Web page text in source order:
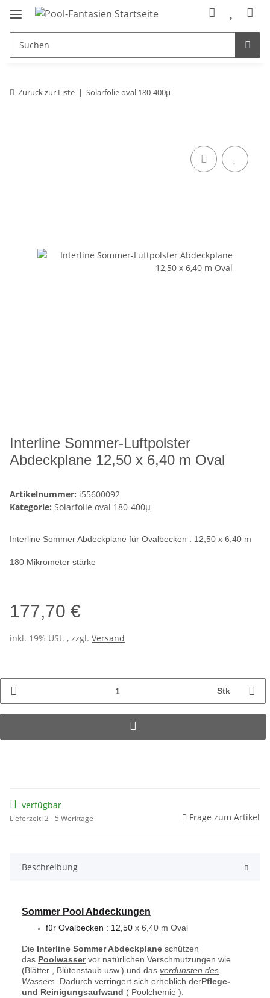
Zurück zur Liste Solarfolie oval 180-400µ
Interline Sommer-Luftpolster
Abdeckplane 12,50 x 6,40 m Oval
Artikelnummer: i55600092
Kategorie: Solarfolie oval 180-400µ
Interline Sommer Abdeckplane für Ovalbecken : 12,50 x 6,40 m
180 Mikrometer stärke
177,70 €
inkl. 19% USt. , zzgl. Versand
Stk
verfügbar
Lieferzeit: 2 - 5 Werktage Frage zum Artikel
Beschreibung
Sommer Pool Abdeckungen
für Ovalbecken : 12,50 x 6,40 m Oval
Die Interline Sommer Abdeckplane schützen
das Poolwasservor natürlichen Verschmutzungen wie
(Blätter , Blütenstaub usw.) und das verdunsten des
Wassers . Dadurch verringert sich erheblich derPflege-
und Reinigungsaufwand ( Poolchemie ).